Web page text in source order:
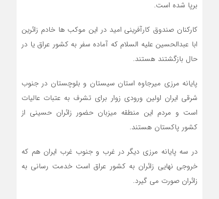
برپا شده است.
کارکنان صندوق کارآفرینی امید در این موکب ها خادم زائرین
ابا عبدالحسین علیه السلام که آماده سفر به کشور عراق یا در
حال بازگشتند هستند.
پایانه مرزی میرجاوه استان سیستان و بلوچستان در جنوب
شرقی ایران اولین ورودی زوار برای تشرف به عتبات عالیات
است و مردم این منطقه میزبان حضور زائران حسینی از
کشور پاکستان هستند.
در سه پایانه مرزی دیگر در غرب و جنوب غرب ایران هم که
خروجی نهایی زائران به کشور عراق است خدمت رسانی به
زائران صورت می گیرد.